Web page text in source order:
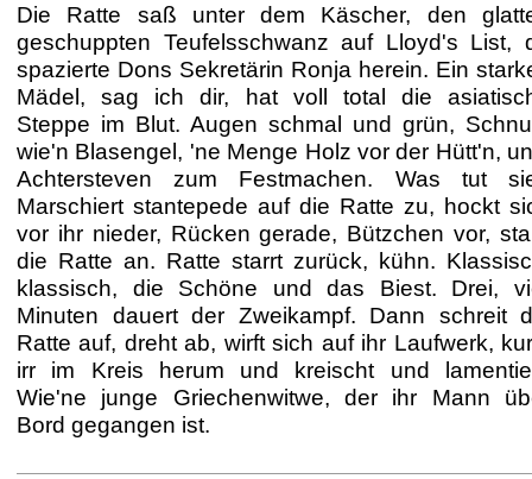
Die Ratte saß unter dem Käscher, den
geschuppten Teufelsschwanz auf Lloyd's List,
spazierte Dons Sekretärin Ronja herein. Ein
Mädel, sag ich dir, hat voll total die
Steppe im Blut. Augen schmal und grün,
wie'n Blasengel, 'ne Menge Holz vor der Hütt'n,
Achtersteven zum Festmachen. Was tut
Marschiert stantepede auf die Ratte zu, hockt
vor ihr nieder, Rücken gerade, Bützchen vor,
die Ratte an. Ratte starrt zurück, kühn.
klassisch, die Schöne und das Biest. Drei,
Minuten dauert der Zweikampf. Dann schreit
Ratte auf, dreht ab, wirft sich auf ihr Laufwerk,
irr im Kreis herum und kreischt und
Wie'ne junge Griechenwitwe, der ihr Mann
Bord gegangen ist.